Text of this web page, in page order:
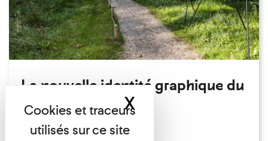
La nouvelle identité graphique du
musée
Articles
XMasquer le